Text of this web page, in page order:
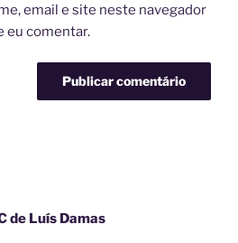
email e site neste navegador
eu comentar.
de Luís Damas